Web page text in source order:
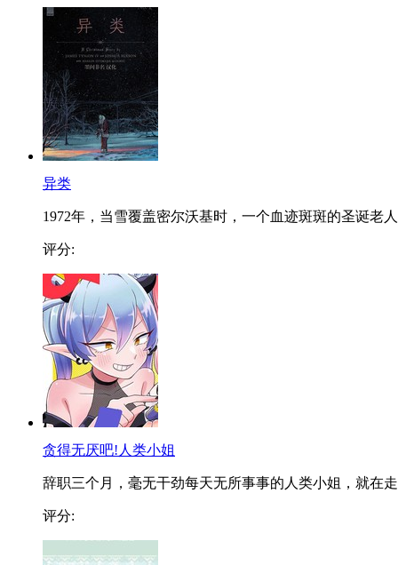
异类
1972年，当雪覆盖密尔沃基时，一个血迹斑斑的圣诞老
评分:
贪得无厌吧!人类小姐
辞职三个月，毫无干劲每天无所事事的人类小姐，就在
评分: